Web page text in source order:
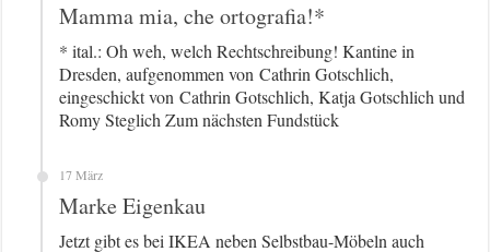
Mamma mia, che ortografia!*
* ital.: Oh weh, welch Rechtschreibung! Kantine in
Dresden, aufgenommen von Cathrin Gotschlich,
eingeschickt von Cathrin Gotschlich, Katja Gotschlich und
Romy Steglich Zum nächsten Fundstück
17 März
Marke Eigenkau
Jetzt gibt es bei IKEA neben Selbstbau-Möbeln auch